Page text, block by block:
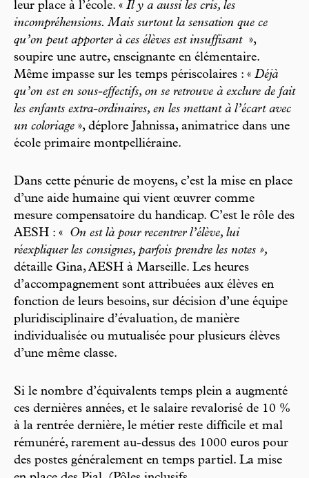
leur place à l’école. « Il y a aussi les cris, les
incompréhensions. Mais surtout la sensation que ce
qu’on peut apporter à ces élèves est insuffisant »,
soupire une autre, enseignante en élémentaire.
Même impasse sur les temps périscolaires : « Déjà
qu’on est en sous-effectifs, on se retrouve à exclure de fait
les enfants extra-ordinaires, en les mettant à l’écart avec
un coloriage », déplore Jahnissa, animatrice dans une
école primaire montpelliéraine.
Dans cette pénurie de moyens, c’est la mise en place
d’une aide humaine qui vient œuvrer comme
mesure compensatoire du handicap. C’est le rôle des
AESH : «
On est là pour recentrer l’élève, lui
réexpliquer les consignes, parfois prendre les notes »,
détaille Gina, AESH à Marseille. Les heures
d’accompagnement sont attribuées aux élèves en
fonction de leurs besoins, sur décision d’une équipe
pluridisciplinaire d’évaluation, de manière
individualisée ou mutualisée pour plusieurs élèves
d’une même classe.
Si le nombre d’équivalents temps plein a augmenté
ces dernières années, et le salaire revalorisé de 10 %
à la rentrée dernière, le métier reste difficile et mal
rémunéré, rarement au-dessus des 1000 euros pour
des postes généralement en temps partiel. La mise